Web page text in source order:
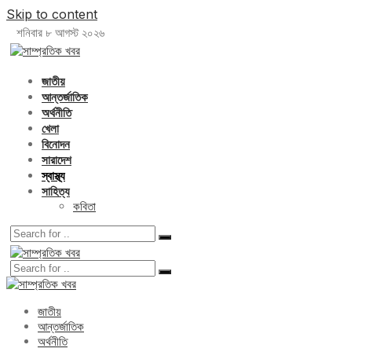
Skip to content
শনিবার ৮ আগস্ট ২০২৬
জাতীয়
আন্তর্জাতিক
অর্থনীতি
খেলা
বিনোদন
সারাদেশ
স্বাস্থ্য
সাহিত্য
কবিতা
জাতীয়
আন্তর্জাতিক
অর্থনীতি